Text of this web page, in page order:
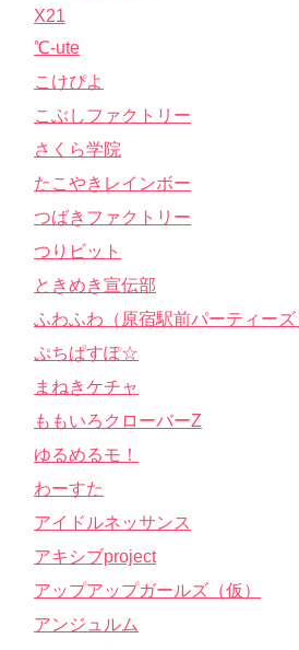
X21
℃-ute
こけぴよ
こぶしファクトリー
さくら学院
たこやきレインボー
つばきファクトリー
つりビット
ときめき宣伝部
ふわふわ（原宿駅前パーティーズ
ぷちぱすぽ☆
まねきケチャ
ももいろクローバーZ
ゆるめるモ！
わーすた
アイドルネッサンス
アキシブproject
アップアップガールズ（仮）
アンジュルム